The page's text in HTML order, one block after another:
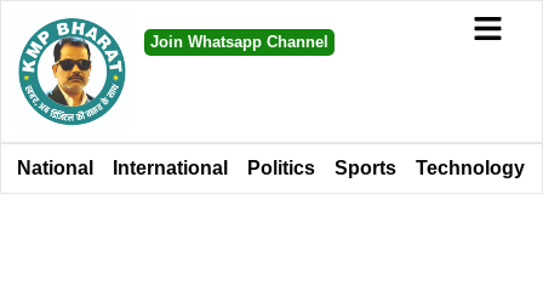
Join Whatsapp Channel
National International Politics Sports Technology